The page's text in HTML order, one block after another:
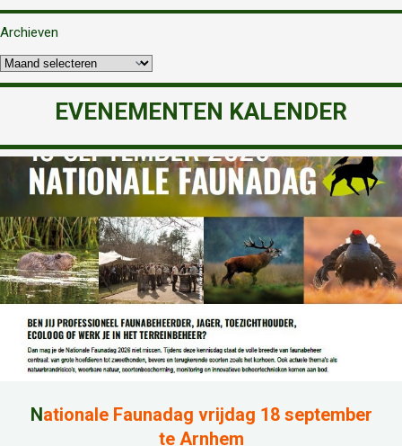
Archieven
EVENEMENTEN KALENDER
Nationale Faunadag vrijdag 18 september
te Arnhem